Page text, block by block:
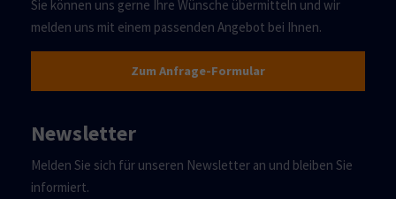
Sie können uns gerne Ihre Wünsche übermitteln und wir
melden uns mit einem passenden Angebot bei Ihnen.
Zum Anfrage-Formular
Newsletter
Melden Sie sich für unseren Newsletter an und bleiben Sie
informiert.